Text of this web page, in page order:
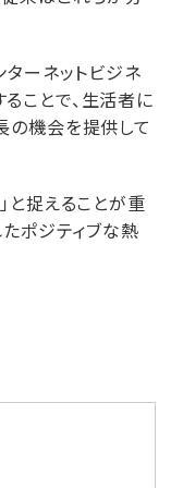
ーネットビジネ
ことで、生活者に
の機会を提供して
と捉えることが重
ポジティブな熱